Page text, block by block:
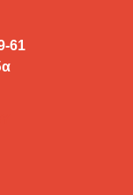
61